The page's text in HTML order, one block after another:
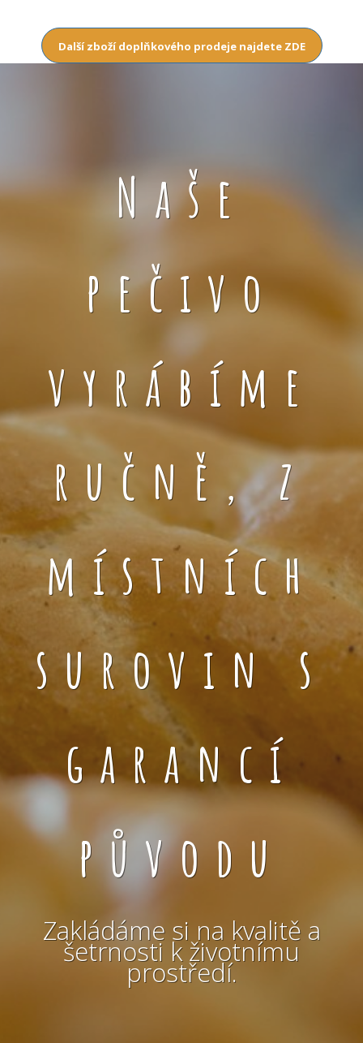
Další zboží doplňkového prodeje najdete ZDE
Naše
pečivo
vyrábíme
ručně, z
místních
surovin s
garancí
původu
Zakládáme si na kvalitě a
šetrnosti k životnímu
prostředí.